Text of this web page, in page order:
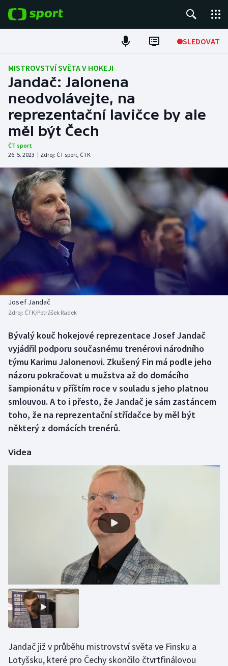
SLEDOVAT
Fotbal
Hokej
Tenis
Atletika
DALŠÍ SPORTY
Americký fotbal
Baseball a softbal
Biatlon
Boby a skeleton
Box
Curling
Dostihy
Florbal
Futsal
Golf
Krasobruslení
Lezení
Lyže a snowboard
Moderní pětiboj
NEPŘEHLÉDNĚTE
Soutěže
Historické návraty
Aplikace ČT sport
AZ kvíz
MISTROVSTVÍ SVĚTA V HOKEJI
Jandač: Jalonena
neodvolávejte, na
reprezentační lavičce by ale
měl být Čech
ČT sport
26. 5. 2023 | Zdroj: ČT sport, ČTK
Josef Jandač
Zdroj: ČTK/Petrášek Radek
Bývalý kouč hokejové reprezentace Josef Jandač
vyjádřil podporu současnému trenérovi národního
týmu Karimu Jalonenovi. Zkušený Fin má podle jeho
názoru pokračovat u mužstva až do domácího
šampionátu v příštím roce v souladu s jeho platnou
smlouvou. A to i přesto, že Jandač je sám zastáncem
toho, že na reprezentační střídačce by měl být
některý z domácích trenérů.
Videa
Jandač již v průběhu mistrovství světa ve Finsku a
Lotyšsku, které pro Čechy skončilo čtvrtfinálovou